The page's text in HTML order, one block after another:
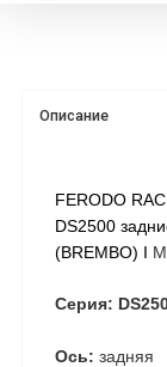
Описание
FERODO
DS2500
(BREMBO) I
Серия:
Ось: задняя